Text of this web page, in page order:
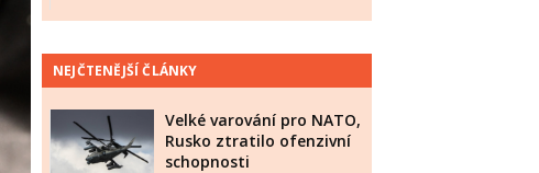
NEJČTENĚJŠÍ ČLÁNKY
Velké varování pro NATO,
Rusko ztratilo ofenzivní
schopnosti